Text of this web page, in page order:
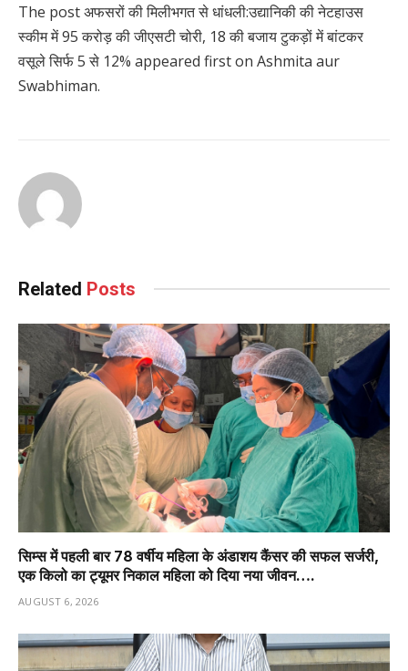
The post अफसरों की मिलीभगत से धांधली:उद्यानिकी की नेटहाउस
स्कीम में 95 करोड़ की जीएसटी चोरी, 18 की बजाय टुकड़ों में बांटकर
वसूले सिर्फ 5 से 12% appeared first on Ashmita aur
Swabhiman.
Related Posts
सिम्स में पहली बार 78 वर्षीय महिला के अंडाशय कैंसर की सफल सर्जरी,
एक किलो का ट्यूमर निकाल महिला को दिया नया जीवन….
AUGUST 6, 2026